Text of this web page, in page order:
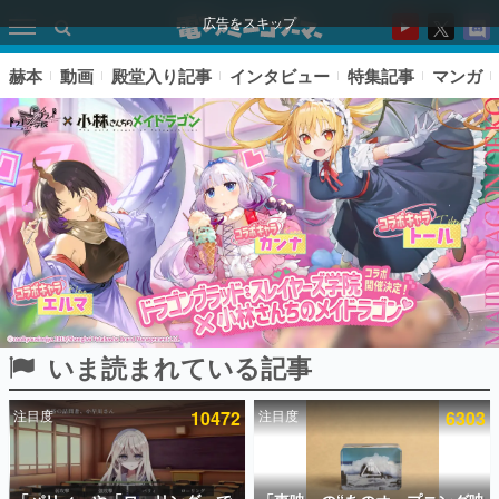
広告をスキップ
ピックアップ
電ファミのいま読まれている記事ランキング
アプリセール情報
赫本 動画 殿堂入り記事 インタビュー 特集記事 マンガ
いま読まれている記事
注目度 10472 注目度 6303